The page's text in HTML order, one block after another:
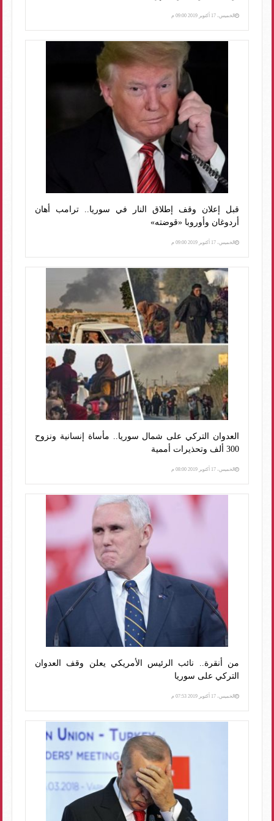
الخميس، 17 أكتوبر 2019 09:00 م
قبل إعلان وقف إطلاق النار في سوريا.. ترامب أهان
أردوغان وأوروبا «قوضته»
الخميس، 17 أكتوبر 2019 09:00 م
العدوان التركي على شمال سوريا.. مأساة إنسانية ونزوح
300 ألف وتحذيرات أممية
الخميس، 17 أكتوبر 2019 08:00 م
من أنقرة.. نائب الرئيس الأمريكي يعلن وقف العدوان
التركي على سوريا
الخميس، 17 أكتوبر 2019 07:53 م